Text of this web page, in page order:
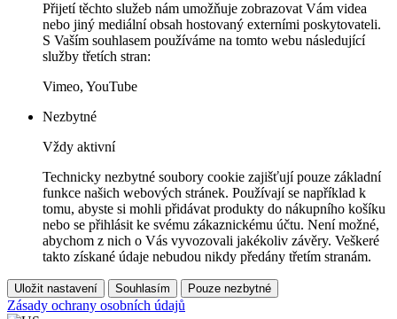
Přijetí těchto služeb nám umožňuje zobrazovat Vám videa
nebo jiný mediální obsah hostovaný externími poskytovateli.
S Vaším souhlasem používáme na tomto webu následující
služby třetích stran:
Vimeo, YouTube
Nezbytné
Vždy aktivní
Technicky nezbytné soubory cookie zajišťují pouze základní
funkce našich webových stránek. Používají se například k
tomu, abyste si mohli přidávat produkty do nákupního košíku
nebo se přihlásit ke svému zákaznickému účtu. Není možné,
abychom z nich o Vás vyvozovali jakékoliv závěry. Veškeré
takto získané údaje nebudou nikdy předány třetím stranám.
Uložit nastavení Souhlasím Pouze nezbytné
Zásady ochrany osobních údajů